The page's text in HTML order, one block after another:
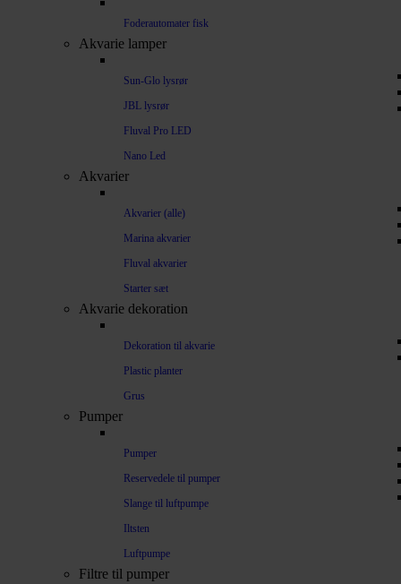
Foderautomater fisk
Akvarie lamper
Sun-Glo lysrør
JBL lysrør
Fluval Pro LED
Nano Led
Akvarier
Akvarier (alle)
Marina akvarier
Fluval akvarier
Starter sæt
Akvarie dekoration
Dekoration til akvarie
Plastic planter
Grus
Pumper
Pumper
Reservedele til pumper
Slange til luftpumpe
Iltsten
Luftpumpe
Filtre til pumper